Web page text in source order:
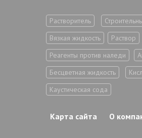
Растворитель
Вязкая жидкость
Раствор
Реагенты против наледи
Бесцветная жидкость
Каустическая сода
Карта сайта О